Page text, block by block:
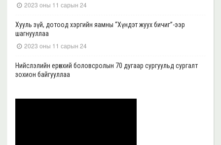
2023 оны 11 сарын 24
Хууль зүй, дотоод хэргийн яамны “Хүндэт жуух бичиг”-ээр
шагнууллаа
2023 оны 11 сарын 24
Нийслэлийн ерөнхий боловсролын 70 дугаар сургуульд сургалт
зохион байгууллаа